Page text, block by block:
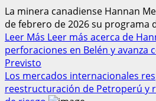
La minera canadiense Hannan
de febrero de 2026 su programa
Leer Más Leer más acerca de
perforaciones en Belén y avanza
Previsto
Los mercados internacionales
reestructuración de Petroperú y